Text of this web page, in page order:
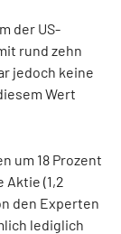
der US-
rund zehn
jedoch keine
Wert
um 18 Prozent
Aktie (1,2
den Experten
lediglich